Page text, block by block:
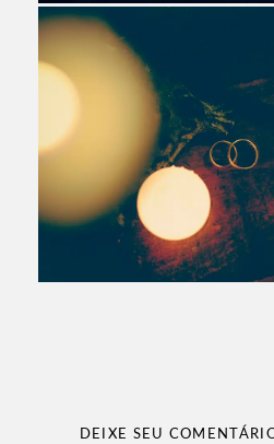
DEIXE SEU